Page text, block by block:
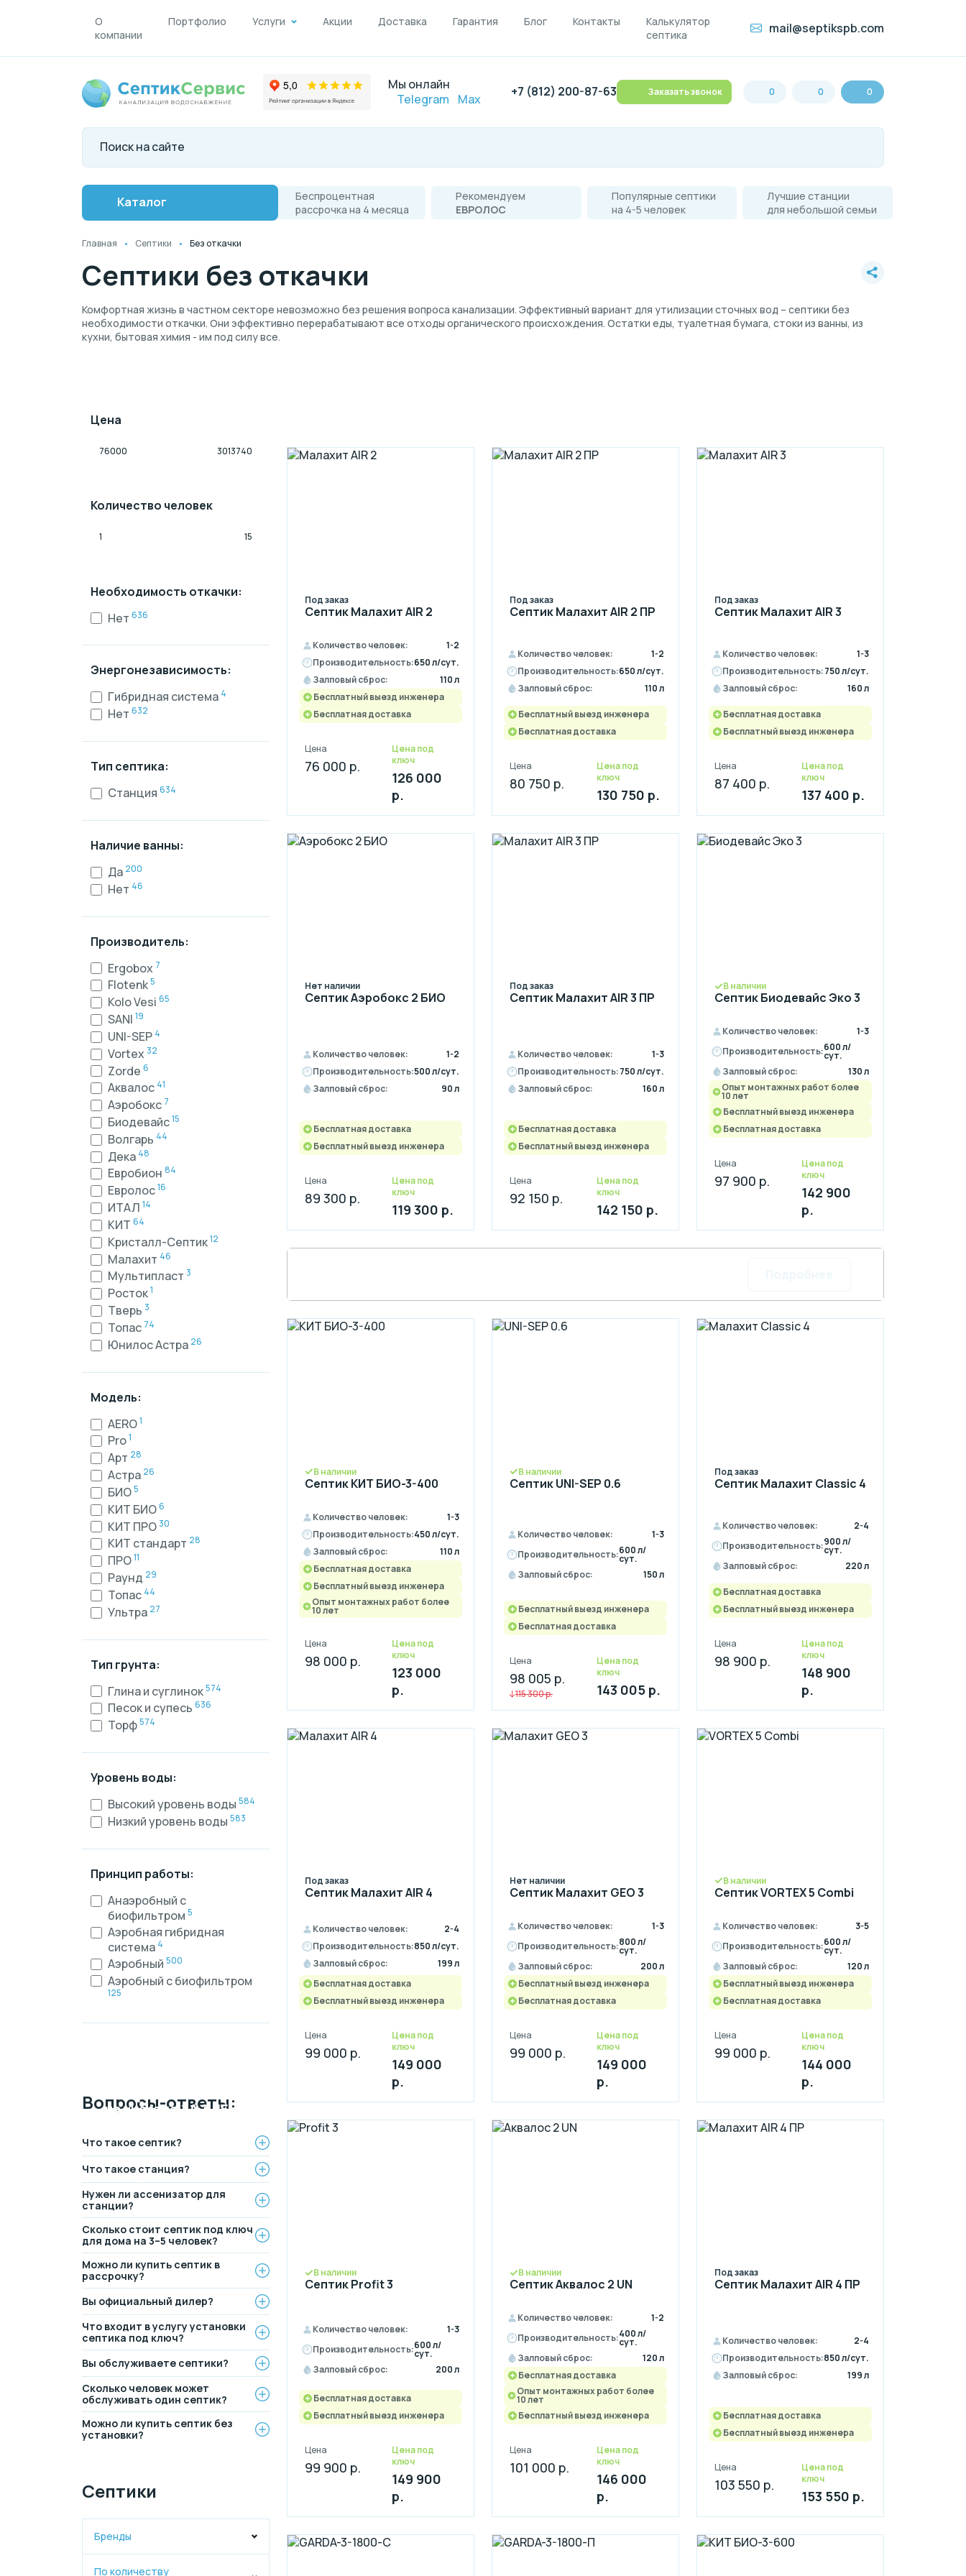
О
компании
Портфолио Услуги Акции Доставка Гарантия Блог Контакты
Калькулятор
септика
mail@septikspb.com
Мы онлайн
Telegram
Max +7 (812) 200-87-63 Заказать звонок 0 0 0
Каталог
Беспроцентная
рассрочка на 4 месяца
Рекомендуем
ЕВРОЛОС
Популярные септики
на 4-5 человек
Лучшие станции
для небольшой семьи
Главная Септики Без откачки
Септики без откачки
Комфортная жизнь в частном секторе невозможно без решения вопроса канализации. Эффективный вариант для утилизации сточных вод – септики без
необходимости откачки. Они эффективно перерабатывают все отходы органического происхождения. Остатки еды, туалетная бумага, стоки из ванны, из
кухни, бытовая химия - им под силу все.
Цена
Количество человек
Необходимость откачки:
Нет 636
Энергонезависимость:
Гибридная система 4
Нет 632
Тип септика:
Станция 634
Наличие ванны:
Да 200
Нет 46
Производитель:
Ergobox 7
Flotenk5
Kolo Vesi 65
SANI 19
UNI-SEP 4
Vortex 32
Zorde 6
Аквалос 41
Аэробокс 7
Биодевайс15
Волгарь 44
Дека 48
Евробион 84
Евролос16
ИТАЛ 14
КИТ 64
Кристалл-Септик12
Малахит 46
Мультипласт 3
Росток1
Тверь 3
Топас 74
Юнилос Астра 26
Модель:
AERO1
Pro1
Арт 28
Астра 26
БИО5
КИТ БИО6
КИТ ПРО 30
КИТ стандарт 28
ПРО11
Раунд 29
Топас 44
Ультра 27
Тип грунта:
Глина и суглинок574
Песок и супесь 636
Торф574
Уровень воды:
Высокий уровень воды 584
Низкий уровень воды 583
Принцип работы:
Анаэробный с
биофильтром 5
Аэробная гибридная
система 4
Аэробный 500
Аэробный с биофильтром
125
на участке ЗА 1 ДЕНЬ
работаем по договору.
Оплата после монтажа.
месяца
Выгодные условия на
монтаж канализации и
водопровода от надежной
компании.
Вопросы-ответы:
Что такое септик?
Что такое станция?
Нужен ли ассенизатор для
станции?
Сколько стоит септик под ключ
для дома на 3–5 человек?
Можно ли купить септик в
рассрочку?
Вы официальный дилер?
Что входит в услугу установки
септика под ключ?
Вы обслуживаете септики?
Сколько человек может
обслуживать один септик?
Можно ли купить септик без
установки?
Септики
Бренды
По количеству
Под заказ
Септик Малахит AIR 2
Количество человек:
1-2
Производительность:650 л/сут.
Залповый сброс:
110 л
Бесплатный выезд инженера
Бесплатная доставка
Цена
76 000 р.
Цена под
ключ
126 000
р.
Под заказ
Септик Малахит AIR 2 ПР
Количество человек:
1-2
Производительность:650 л/сут.
Залповый сброс:
110 л
Бесплатный выезд инженера
Бесплатная доставка
Цена
80 750 р.
Цена под
ключ
130 750 р.
Под заказ
Септик Малахит AIR 3
Количество человек:
1-3
Производительность:750 л/сут.
Залповый сброс:
160 л
Бесплатная доставка
Бесплатный выезд инженера
Цена
87 400 р.
Цена под
ключ
137 400 р.
Нет наличии
Септик Аэробокс 2 БИО
Количество человек:
1-2
Производительность:500 л/сут.
Залповый сброс:
90 л
Бесплатная доставка
Бесплатный выезд инженера
Цена
89 300 р.
Цена под
ключ
119 300 р.
Под заказ
Септик Малахит AIR 3 ПР
Количество человек:
1-3
Производительность:750 л/сут.
Залповый сброс:
160 л
Бесплатная доставка
Бесплатный выезд инженера
Цена
92 150 р.
Цена под
ключ
142 150 р.
В наличии
Септик Биодевайс Эко 3
Количество человек:
1-3
Производительность:600 л/
сут.
Залповый сброс:
130 л
Опыт монтажных работ более
10 лет
Бесплатный выезд инженера
Бесплатная доставка
Цена
97 900 р.
Цена под
ключ
142 900
р.
В наличии
Септик КИТ БИО-3-400
Количество человек:
1-3
Производительность:450 л/сут.
Залповый сброс:
110 л
Бесплатная доставка
Бесплатный выезд инженера
Опыт монтажных работ более
10 лет
Цена
98 000 р.
Цена под
ключ
123 000
р.
В наличии
Септик UNI-SEP 0.6
Количество человек:
1-3
Производительность:600 л/
сут.
Залповый сброс:
150 л
Бесплатный выезд инженера
Бесплатная доставка
Цена
98 005 р.
115 300 р.
Цена под
ключ
143 005 р.
Под заказ
Септик Малахит Classic 4
Количество человек:
2-4
Производительность:900 л/
сут.
Залповый сброс:
220 л
Бесплатная доставка
Бесплатный выезд инженера
Цена
98 900 р.
Цена под
ключ
148 900
р.
Под заказ
Септик Малахит AIR 4
Количество человек:
2-4
Производительность:850 л/сут.
Залповый сброс:
199 л
Бесплатная доставка
Бесплатный выезд инженера
Цена
99 000 р.
Цена под
ключ
149 000
р.
Нет наличии
Септик Малахит GEO 3
Количество человек:
1-3
Производительность:800 л/
сут.
Залповый сброс:
200 л
Бесплатный выезд инженера
Бесплатная доставка
Цена
99 000 р.
Цена под
ключ
149 000
р.
В наличии
Септик VORTEX 5 Combi
Количество человек:
3-5
Производительность:600 л/
сут.
Залповый сброс:
120 л
Бесплатный выезд инженера
Бесплатная доставка
Цена
99 000 р.
Цена под
ключ
144 000
р.
В наличии
Септик Profit 3
Количество человек:
1-3
Производительность:600 л/
сут.
Залповый сброс:
200 л
Бесплатная доставка
Бесплатный выезд инженера
Цена
99 900 р.
Цена под
ключ
149 900
р.
В наличии
Септик Аквалос 2 UN
Количество человек:
1-2
Производительность:400 л/
сут.
Залповый сброс:
120 л
Бесплатная доставка
Опыт монтажных работ более
10 лет
Бесплатный выезд инженера
Цена
101 000 р.
Цена под
ключ
146 000
р.
Под заказ
Септик Малахит AIR 4 ПР
Количество человек:
2-4
Производительность:850 л/сут.
Залповый сброс:
199 л
Бесплатная доставка
Бесплатный выезд инженера
Цена
103 550 р.
Цена под
ключ
153 550 р.